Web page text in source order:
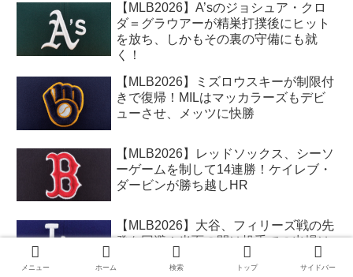
【MLB2026】A’sのジョシュア・クロ
ダ＝グラウアーが精巣打撲後にヒット
を放ち、しかもその裏の守備にも就
く！
【MLB2026】ミズロウスキーが制限付
きで復帰！MILはマッカラーズもデビ
ューさせ、メッツに快勝
【MLB2026】レッドソックス、シーソ
ーゲームを制して14連勝！ケイレブ・
ダービンが勝ち越しHR
【MLB2026】大谷、フィリーズ戦の先
発を回避！当面の間は投手での出場は
メニュー ホーム 検索 トップ サイドバー